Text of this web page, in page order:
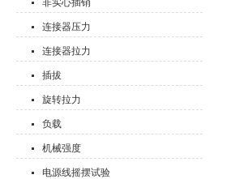
非实心插销
连接器压力
连接器拉力
插拔
旋转拉力
负载
机械强度
电源线摇摆试验